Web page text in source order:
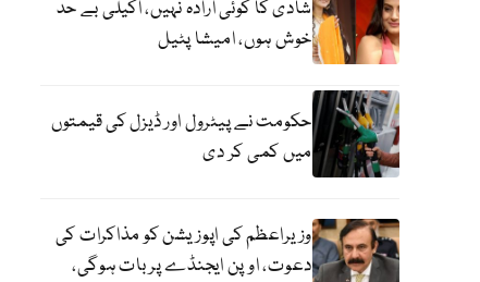
شادی کا کوئی ارادہ نہیں، اکیلی بے حد
خوش ہوں، امیشا پٹیل
حکومت نے پیٹرول اور ڈیزل کی قیمتوں
میں کمی کر دی
وزیراعظم کی اپوزیشن کو مذاکرات کی
دعوت، اوپن ایجنڈے پر بات ہوگی،